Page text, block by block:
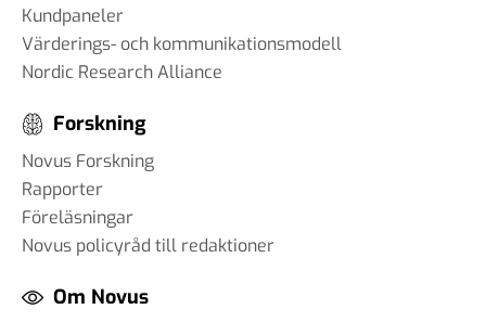
Kundpaneler
Värderings- och kommunikationsmodell
Nordic Research Alliance
Forskning
Novus Forskning
Rapporter
Föreläsningar
Novus policyråd till redaktioner
Om Novus